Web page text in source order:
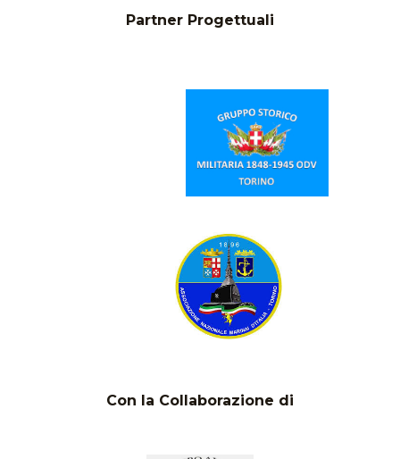
Partner Progettuali
Con la Collaborazione di